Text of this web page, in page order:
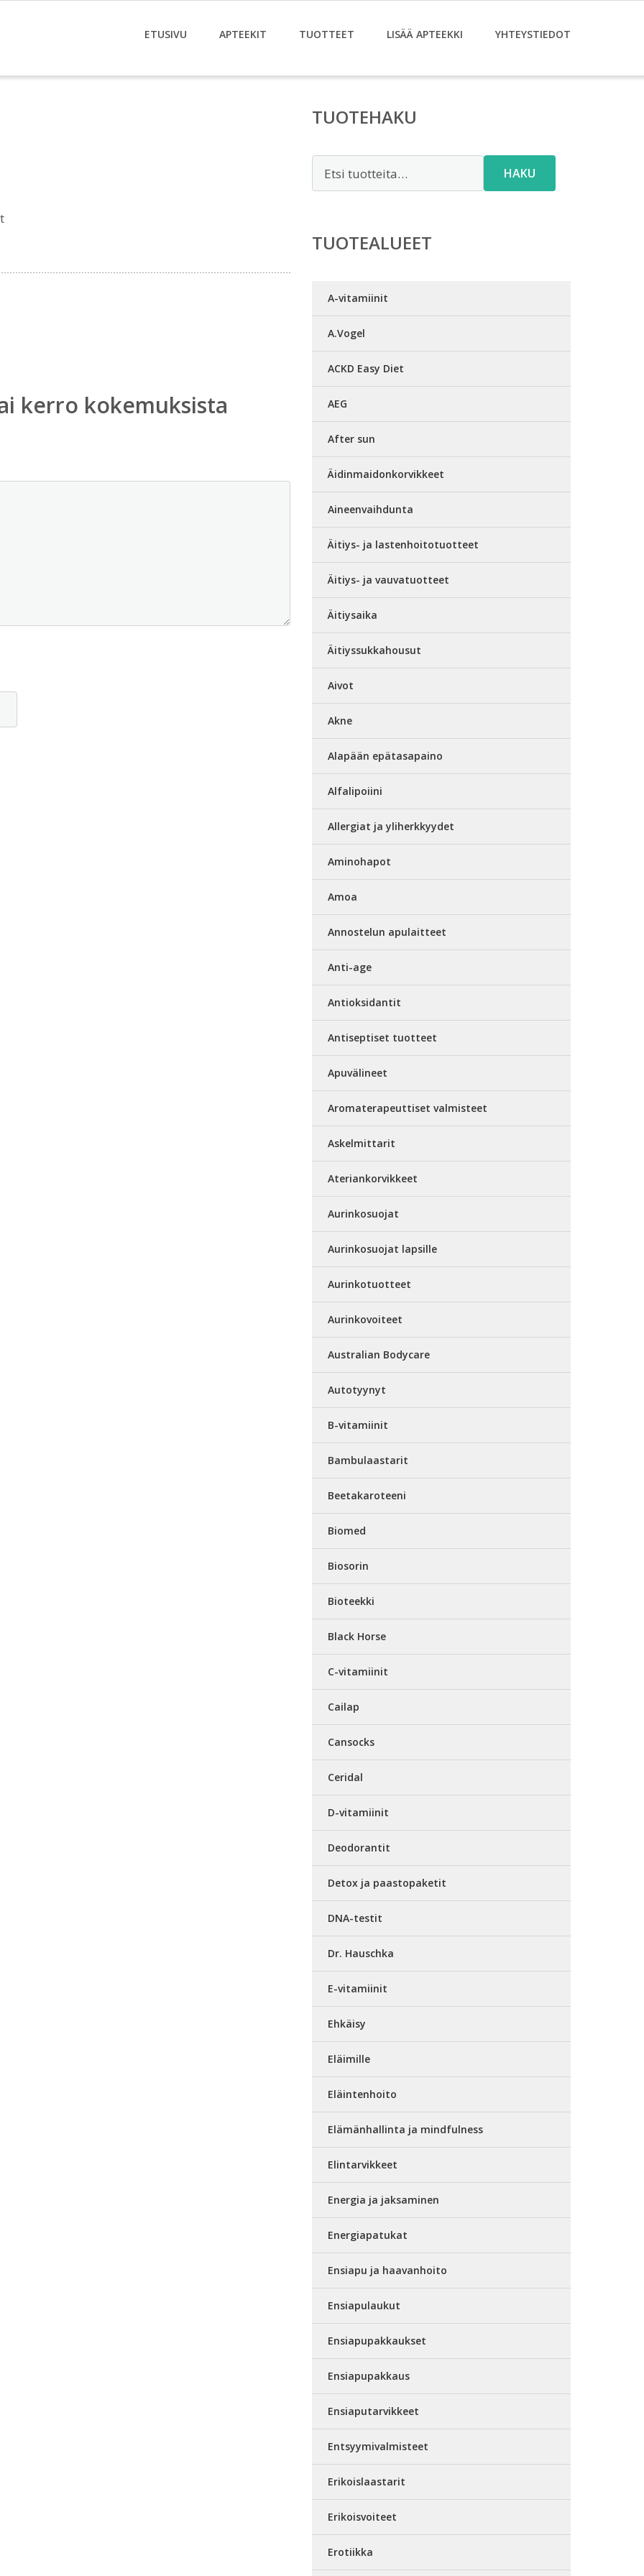
ETUSIVU APTEEKIT TUOTTEET LISÄÄ APTEEKKI YHTEYSTIEDOT
kerro kokemuksista
TUOTEHAKU
HAKU
TUOTEALUEET
A-vitamiinit
A.Vogel
ACKD Easy Diet
AEG
After sun
Äidinmaidonkorvikkeet
Aineenvaihdunta
Äitiys- ja lastenhoitotuotteet
Äitiys- ja vauvatuotteet
Äitiysaika
Äitiyssukkahousut
Aivot
Akne
Alapään epätasapaino
Alfalipoiini
Allergiat ja yliherkkyydet
Aminohapot
Amoa
Annostelun apulaitteet
Anti-age
Antioksidantit
Antiseptiset tuotteet
Apuvälineet
Aromaterapeuttiset valmisteet
Askelmittarit
Ateriankorvikkeet
Aurinkosuojat
Aurinkosuojat lapsille
Aurinkotuotteet
Aurinkovoiteet
Australian Bodycare
Autotyynyt
B-vitamiinit
Bambulaastarit
Beetakaroteeni
Biomed
Biosorin
Bioteekki
Black Horse
C-vitamiinit
Cailap
Cansocks
Ceridal
D-vitamiinit
Deodorantit
Detox ja paastopaketit
DNA-testit
Dr. Hauschka
E-vitamiinit
Ehkäisy
Eläimille
Eläintenhoito
Elämänhallinta ja mindfulness
Elintarvikkeet
Energia ja jaksaminen
Energiapatukat
Ensiapu ja haavanhoito
Ensiapulaukut
Ensiapupakkaukset
Ensiapupakkaus
Ensiaputarvikkeet
Entsyymivalmisteet
Erikoislaastarit
Erikoisvoiteet
Erotiikka